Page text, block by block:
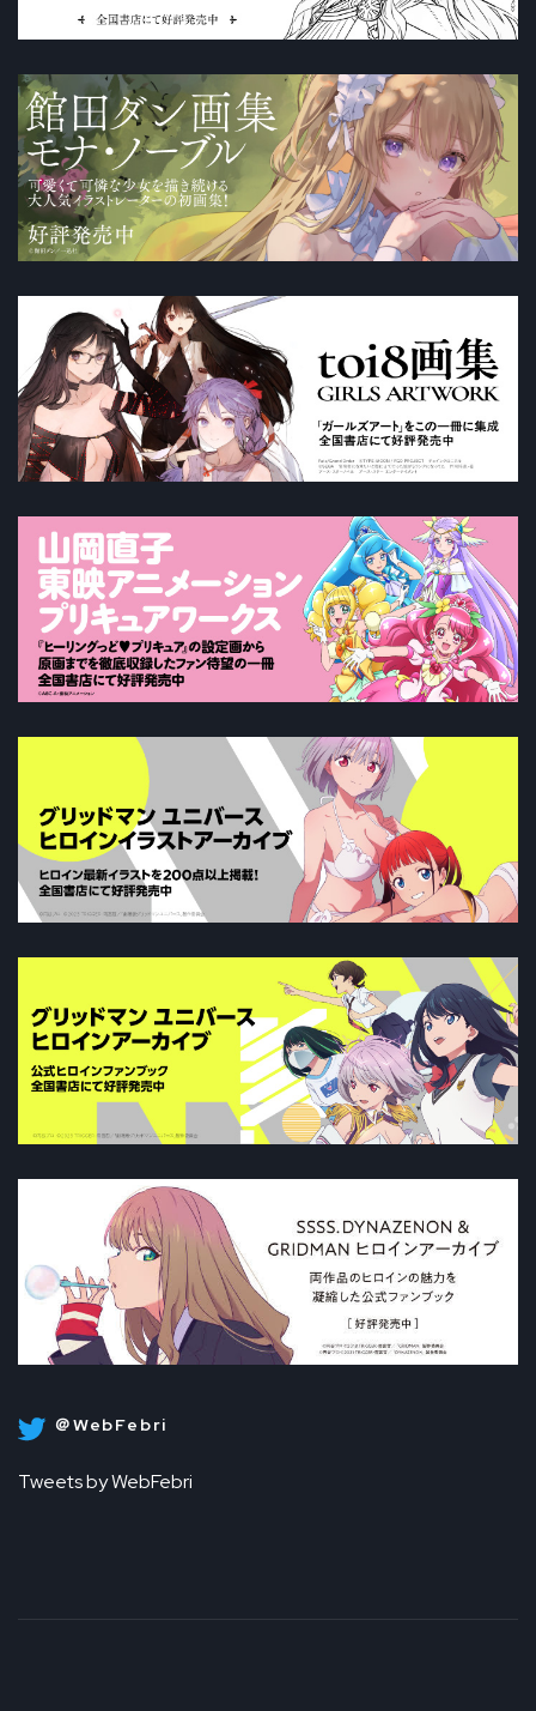
＠WebFebri
Tweets by WebFebri